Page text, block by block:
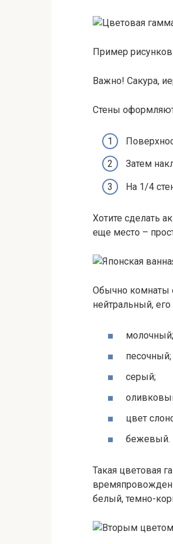
Пример рисунков
Важно! Сакура,
Стены
Затем
На 1/4
Хотите сделать
еще место –
Обычно комнаты
нейтральный,
молочный;
песочный;
серый;
цвет
бежевый.
Такая цветовая
белый, темно-